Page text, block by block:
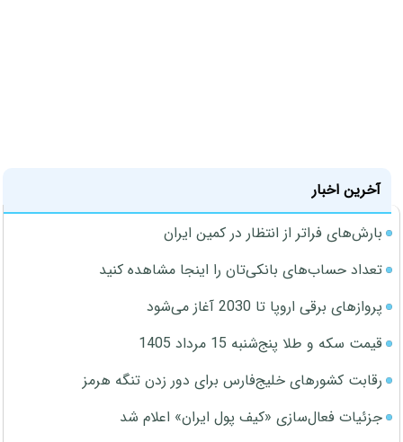
آخرین اخبار
بارش‌های فراتر از انتظار در کمین ایران
تعداد حساب‌های بانکی‌تان را اینجا مشاهده کنید
پروازهای برقی اروپا تا 2030 آغاز می‌شود
قیمت سکه و طلا پنج‌شنبه 15 مرداد 1405
رقابت کشورهای خلیج‌فارس برای دور زدن تنگه هرمز
جزئیات فعال‌سازی «کیف پول ایران» اعلام شد